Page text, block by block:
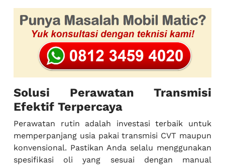
Solusi Perawatan Transmisi
Efektif Terpercaya
Perawatan rutin adalah investasi terbaik untuk
memperpanjang usia pakai transmisi CVT maupun
konvensional. Pastikan Anda selalu menggunakan
spesifikasi oli yang sesuai dengan manual